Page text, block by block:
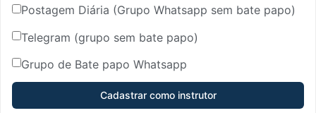
Postagem Diária (Grupo Whatsapp sem bate papo)
Telegram (grupo sem bate papo)
Grupo de Bate papo Whatsapp
Cadastrar como instrutor